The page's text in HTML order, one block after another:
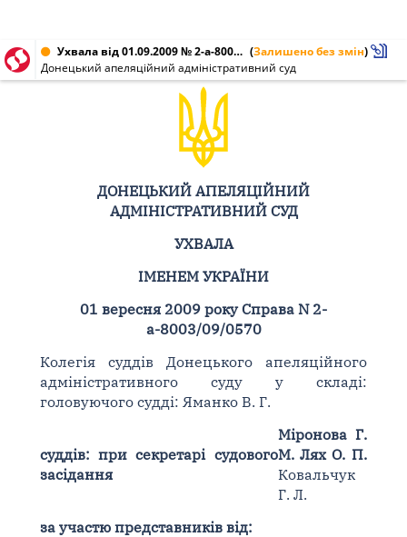
Ухвала від 01.09.2009 № 2-а-8003/09/0570 (Залишено без змін)
Донецький апеляційний адміністративний суд
ДОНЕЦЬКИЙ АПЕЛЯЦІЙНИЙ
АДМІНІСТРАТИВНИЙ СУД
УХВАЛА
ІМЕНЕМ УКРАЇНИ
01 вересня 2009 року Справа N 2-
а-8003/09/0570
Колегія суддів Донецького апеляційного
адміністративного суду у складі:
головуючого судді: Яманко В. Г.
суддів: при секретарі судового
засідання
Міронова Г.
М. Лях О. П.
Ковальчук
Г. Л.
за участю представників від: